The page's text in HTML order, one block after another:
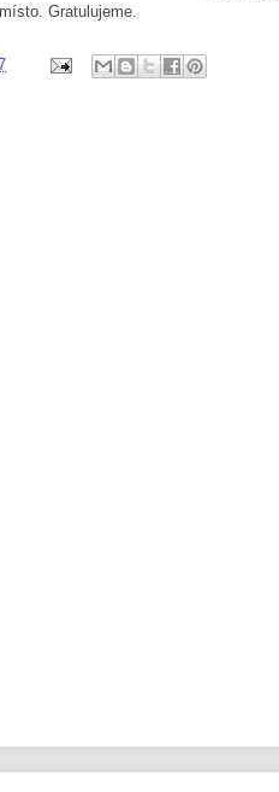
Gratulujeme.